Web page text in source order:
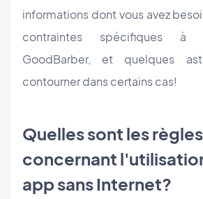
informations dont vous avez
contraintes spécifiques à
GoodBarber, et quelques
contourner dans certains cas!
Quelles sont les
concernant
app sans Internet?